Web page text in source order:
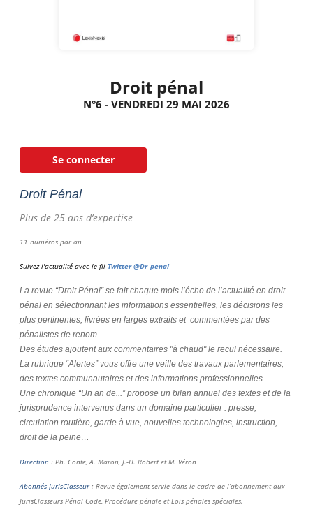
Droit pénal
N°6 - VENDREDI 29 MAI 2026
Se connecter
Droit Pénal
Plus de 25 ans d’expertise
11 numéros par an
Suivez l'actualité avec le fil Twitter @Dr_penal
La revue “Droit Pénal” se fait chaque mois l’écho de l’actualité en droit
pénal en sélectionnant les informations essentielles, les décisions les
plus pertinentes, livrées en larges extraits et commentées par des
pénalistes de renom.
Des études ajoutent aux commentaires "à chaud" le recul nécessaire.
La rubrique “Alertes” vous offre une veille des travaux parlementaires,
des textes communautaires et des informations professionnelles.
Une chronique “Un an de...” propose un bilan annuel des textes et de la
jurisprudence intervenus dans un domaine particulier : presse,
circulation routière, garde à vue, nouvelles technologies, instruction,
droit de la peine…
Direction : Ph. Conte, A. Maron, J.-H. Robert et M. Véron
Abonnés JurisClasseur : Revue également servie dans le cadre de l’abonnement aux
JurisClasseurs Pénal Code, Procédure pénale et Lois pénales spéciales.